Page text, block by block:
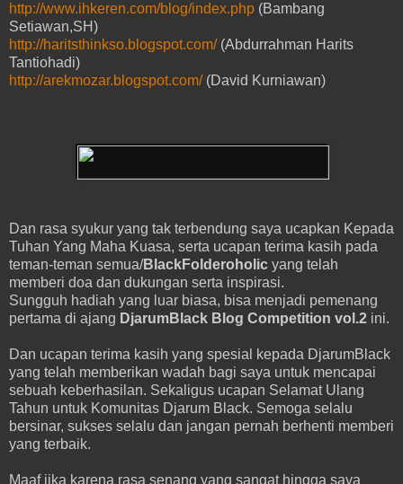
http://www.ihkeren.com/blog/index.php (Bambang
Setiawan,SH)
http://haritsthinkso.blogspot.com/(Abdurrahman Harits
Tantiohadi)
http://arekmozar.blogspot.com/(David Kurniawan)
Dan rasa syukur yang tak terbendung saya ucapkan Kepada
Tuhan Yang Maha Kuasa, serta ucapan terima kasih pada
teman-teman semua/BlackFolderoholic yang telah
memberi doa dan dukungan serta inspirasi.
Sungguh hadiah yang luar biasa, bisa menjadi pemenang
pertama di ajang DjarumBlack Blog Competition vol.2 ini.
Dan ucapan terima kasih yang spesial kepada DjarumBlack
yang telah memberikan wadah bagi saya untuk mencapai
sebuah keberhasilan. Sekaligus ucapan Selamat Ulang
Tahun untuk Komunitas Djarum Black. Semoga selalu
bersinar, sukses selalu dan jangan pernah berhenti memberi
yang terbaik.
Maaf jika karena rasa senang yang sangat hingga saya